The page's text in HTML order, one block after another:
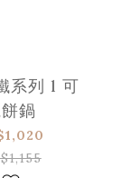
系列 l 可
鍋